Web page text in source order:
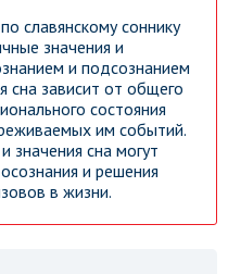
славянскому соннику
значения и
и подсознанием
сна зависит от общего
состояния
им событий.
сна могут
и решения
в жизни.